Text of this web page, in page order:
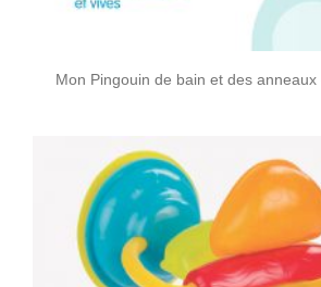
Mon Pingouin de bain et des anneaux